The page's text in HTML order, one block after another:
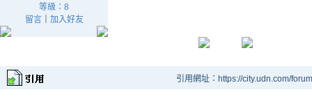
等級：8
留言｜ 加入好友
引用網址：https://city.udn.com/